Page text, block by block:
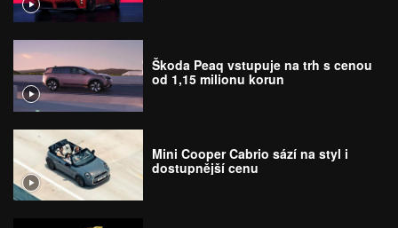
Škoda Peaq vstupuje na trh s cenou
od 1,15 milionu korun
Mini Cooper Cabrio sází na styl i
dostupnější cenu